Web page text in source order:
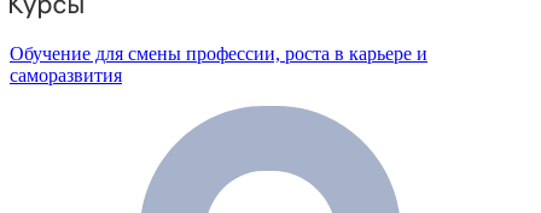
Обучение для смены профессии, роста в карьере и
саморазвития